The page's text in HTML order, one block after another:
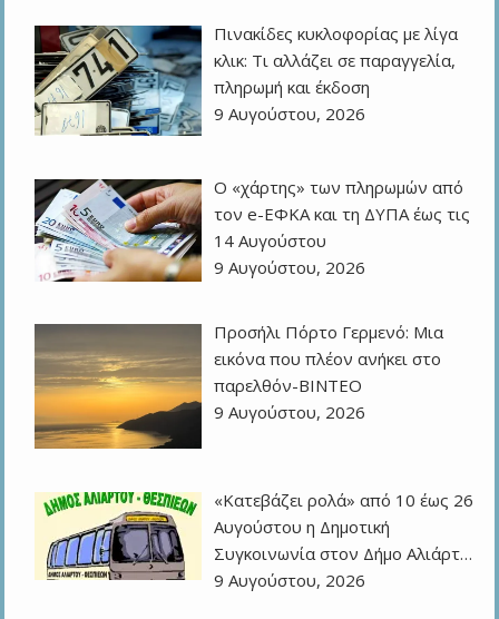
Πινακίδες κυκλοφορίας με λίγα
κλικ: Τι αλλάζει σε παραγγελία,
πληρωμή και έκδοση
9 Αυγούστου, 2026
Ο «χάρτης» των πληρωμών από
τον e-ΕΦΚΑ και τη ΔΥΠΑ έως τις
14 Αυγούστου
9 Αυγούστου, 2026
Προσήλι Πόρτο Γερμενό: Μια
εικόνα που πλέον ανήκει στο
παρελθόν-ΒΙΝΤΕΟ
9 Αυγούστου, 2026
«Κατεβάζει ρολά» από 10 έως 26
Αυγούστου η Δημοτική
Συγκοινωνία στον Δήμο Αλιάρτ…
9 Αυγούστου, 2026